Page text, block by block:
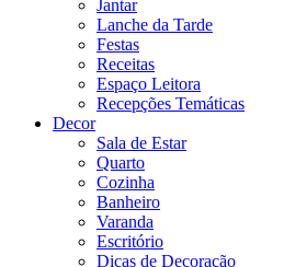
Jantar
Lanche da Tarde
Festas
Receitas
Espaço Leitora
Recepções Temáticas
Decor
Sala de Estar
Quarto
Cozinha
Banheiro
Varanda
Escritório
Dicas de Decoração